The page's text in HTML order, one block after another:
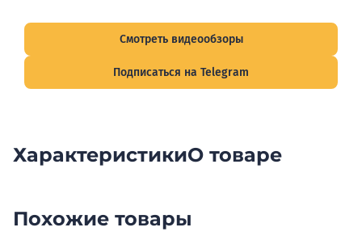
Смотреть видеообзоры
Подписаться на Telegram
ХарактеристикиО товаре
Похожие товары